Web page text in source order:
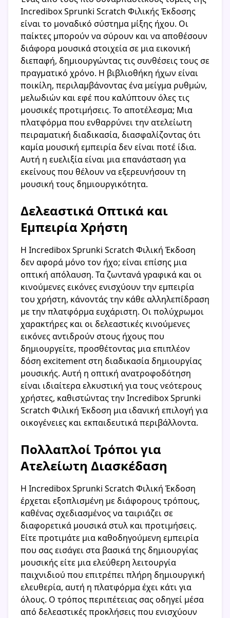
Incredibox Sprunki Scratch Φιλικής Έκδοσης
είναι το μοναδικό σύστημα μίξης ήχου. Οι
παίκτες μπορούν να σύρουν και να αποθέσουν
διάφορα μουσικά στοιχεία σε μια εικονική
διεπαφή, δημιουργώντας τις συνθέσεις τους σε
πραγματικό χρόνο. Η βιβλιοθήκη ήχων είναι
ποικίλη, περιλαμβάνοντας ένα μείγμα ρυθμών,
μελωδιών και εφέ που καλύπτουν όλες τις
μουσικές προτιμήσεις. Το αποτέλεσμα; Μια
πλατφόρμα που ενθαρρύνει την ατελείωτη
πειραματική διαδικασία, διασφαλίζοντας ότι
καμία μουσική εμπειρία δεν είναι ποτέ ίδια.
Αυτή η ευελιξία είναι μια επανάσταση για
εκείνους που θέλουν να εξερευνήσουν τη
μουσική τους δημιουργικότητα.
Δελεαστικά Οπτικά και
Εμπειρία Χρήστη
Η Incredibox Sprunki Scratch Φιλική Έκδοση
δεν αφορά μόνο τον ήχο; είναι επίσης μια
οπτική απόλαυση. Τα ζωντανά γραφικά και οι
κινούμενες εικόνες ενισχύουν την εμπειρία
του χρήστη, κάνοντάς την κάθε αλληλεπίδραση
με την πλατφόρμα ευχάριστη. Οι πολύχρωμοι
χαρακτήρες και οι δελεαστικές κινούμενες
εικόνες αντιδρούν στους ήχους που
δημιουργείτε, προσθέτοντας μια επιπλέον
δόση excitement στη διαδικασία δημιουργίας
μουσικής. Αυτή η οπτική ανατροφοδότηση
είναι ιδιαίτερα ελκυστική για τους νεότερους
χρήστες, καθιστώντας την Incredibox Sprunki
Scratch Φιλική Έκδοση μια ιδανική επιλογή για
οικογένειες και εκπαιδευτικά περιβάλλοντα.
Πολλαπλοί Τρόποι για
Ατελείωτη Διασκέδαση
Η Incredibox Sprunki Scratch Φιλική Έκδοση
έρχεται εξοπλισμένη με διάφορους τρόπους,
καθένας σχεδιασμένος να ταιριάζει σε
διαφορετικά μουσικά στυλ και προτιμήσεις.
Είτε προτιμάτε μια καθοδηγούμενη εμπειρία
που σας εισάγει στα βασικά της δημιουργίας
μουσικής είτε μια ελεύθερη λειτουργία
παιχνιδιού που επιτρέπει πλήρη δημιουργική
ελευθερία, αυτή η πλατφόρμα έχει κάτι για
όλους. Ο τρόπος περιπέτειας σας οδηγεί μέσα
από δελεαστικές προκλήσεις που ενισχύουν